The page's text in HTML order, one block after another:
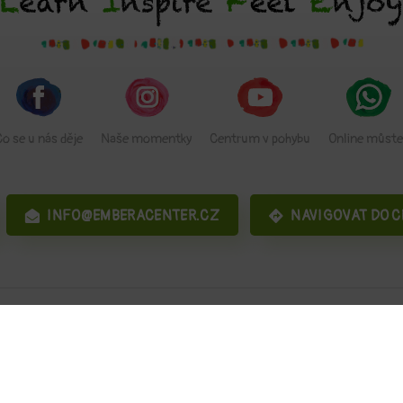
se u nás děje Naše momentky Centrum v pohybu Online
INFO@EMBERACENTER.CZ NAVIGOVAT DO